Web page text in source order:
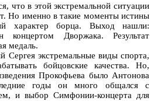
что в этой экстремальной ситуации
Но именно в такие моменты истины
характер борца. Выход нашли:
концертом Дворжака. Результат
медаль.
Сергея экстремальные виды спорта,
бойцовские качества. Но,
Прокофьева было Антонова
годы он много общался с
и выбор Симфонии-концерта для